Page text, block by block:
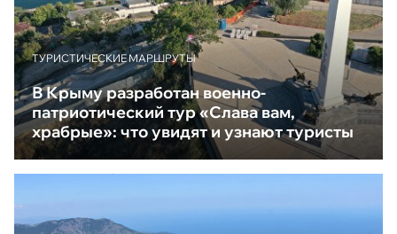
ТУРИСТИЧЕСКИЕ МАРШРУТЫ
В Крыму разработан военно-
патриотический тур «Слава вам,
храбрые»: что увидят и узнают туристы